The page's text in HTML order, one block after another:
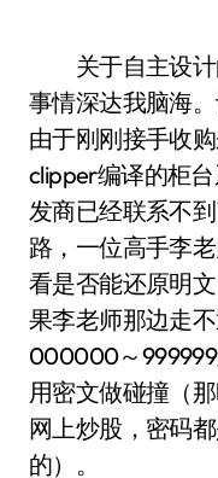
关于自主设计
事情深达我脑海
由于刚刚接手收
clipper编译的柜
发商已经联系不
路，一位高手李
看是否能还原明
果李老师那边走
000000～
用密文做碰撞（
网上炒股，密码
的）。